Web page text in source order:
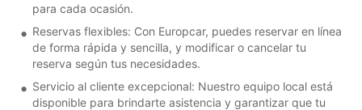
para cada ocasión.
Reservas flexibles: Con Europcar, puedes reservar en línea
de forma rápida y sencilla, y modificar o cancelar tu
reserva según tus necesidades.
Servicio al cliente excepcional: Nuestro equipo local está
disponible para brindarte asistencia y garantizar que tu